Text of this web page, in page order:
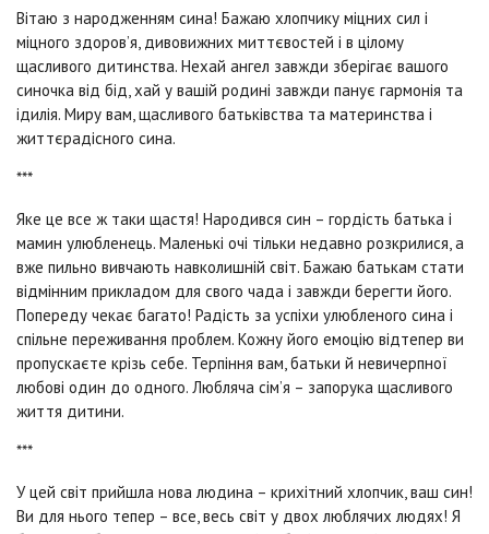
Вітаю з народженням сина! Бажаю хлопчику міцних сил і
міцного здоров’я, дивовижних миттєвостей і в цілому
щасливого дитинства. Нехай ангел завжди зберігає вашого
синочка від бід, хай у вашій родині завжди панує гармонія та
ідилія. Миру вам, щасливого батьківства та материнства і
життєрадісного сина.
***
Яке це все ж таки щастя! Народився син – гордість батька і
мамин улюбленець. Маленькі очі тільки недавно розкрилися, а
вже пильно вивчають навколишній світ. Бажаю батькам стати
відмінним прикладом для свого чада і завжди берегти його.
Попереду чекає багато! Радість за успіхи улюбленого сина і
спільне переживання проблем. Кожну його емоцію відтепер ви
пропускаєте крізь себе. Терпіння вам, батьки й невичерпної
любові один до одного. Любляча сім’я – запорука щасливого
життя дитини.
***
У цей світ прийшла нова людина – крихітний хлопчик, ваш син!
Ви для нього тепер – все, весь світ у двох люблячих людях! Я